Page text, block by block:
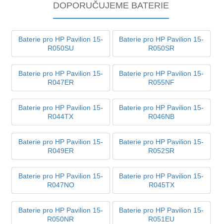
DOPORUČUJEME BATERIE
Baterie pro HP Pavilion 15-
R050SU
Baterie pro HP Pavilion 15-
R050SR
Baterie pro HP Pavilion 15-
R047ER
Baterie pro HP Pavilion 15-
R055NF
Baterie pro HP Pavilion 15-
R044TX
Baterie pro HP Pavilion 15-
R046NB
Baterie pro HP Pavilion 15-
R049ER
Baterie pro HP Pavilion 15-
R052SR
Baterie pro HP Pavilion 15-
R047NO
Baterie pro HP Pavilion 15-
R045TX
Baterie pro HP Pavilion 15-
R050NR
Baterie pro HP Pavilion 15-
R051EU